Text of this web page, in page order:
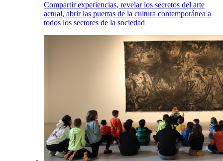
Compartir experiencias, revelar los secretos del arte
actual, abrir las puertas de la cultura contemporánea a
todos los sectores de la sociedad